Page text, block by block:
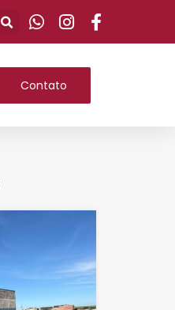
Contato